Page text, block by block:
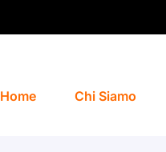
Home Chi Siamo